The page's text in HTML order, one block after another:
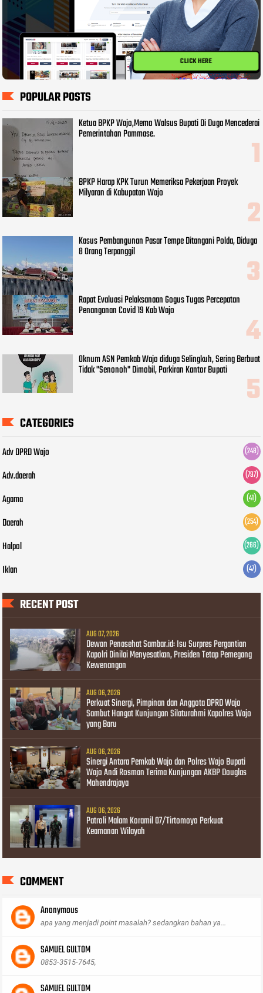
CLICK HERE
POPULAR POSTS
Ketua BPKP Wajo,Memo Walsus Bupati Di Duga Mencederai
Pemerintahan Pammase.
BPKP Harap KPK Turun Memeriksa Pekerjaan Proyek
Milyaran di Kabupatan Wajo
Kasus Pembangunan Pasar Tempe Ditangani Polda, Diduga
8 Orang Terpanggil
Rapat Evaluasi Pelaksanaan Gogus Tugas Percepatan
Penanganan Covid 19 Kab Wajo
Oknum ASN Pemkab Wajo diduga Selingkuh, Sering Berbuat
Tidak "Senonoh" Dimobil, Parkiran Kantor Bupati
CATEGORIES
Adv DPRD Wajo (248)
Adv.daerah (797)
Agama (41)
Daerah (254)
Halpol (266)
Iklan (47)
RECENT POST
AUG 07, 2026
Dewan Penasehat Sambar.id: Isu Surpres Pergantian
Kapolri Dinilai Menyesatkan, Presiden Tetap Pemegang
Kewenangan
AUG 06, 2026
Perkuat Sinergi, Pimpinan dan Anggota DPRD Wajo
Sambut Hangat Kunjungan Silaturahmi Kapolres Wajo
yang Baru
AUG 06, 2026
Sinergi Antara Pemkab Wajo dan Polres Wajo Bupati
Wajo Andi Rosman Terima Kunjungan AKBP Douglas
Mahendrajaya
AUG 06, 2026
Patroli Malam Koramil 07/Tirtomoyo Perkuat
Keamanan Wilayah
COMMENT
Anonymous
apa yang menjadi point masalah? sedangkan bahan ya...
SAMUEL GULTOM
0853-3515-7645,
SAMUEL GULTOM